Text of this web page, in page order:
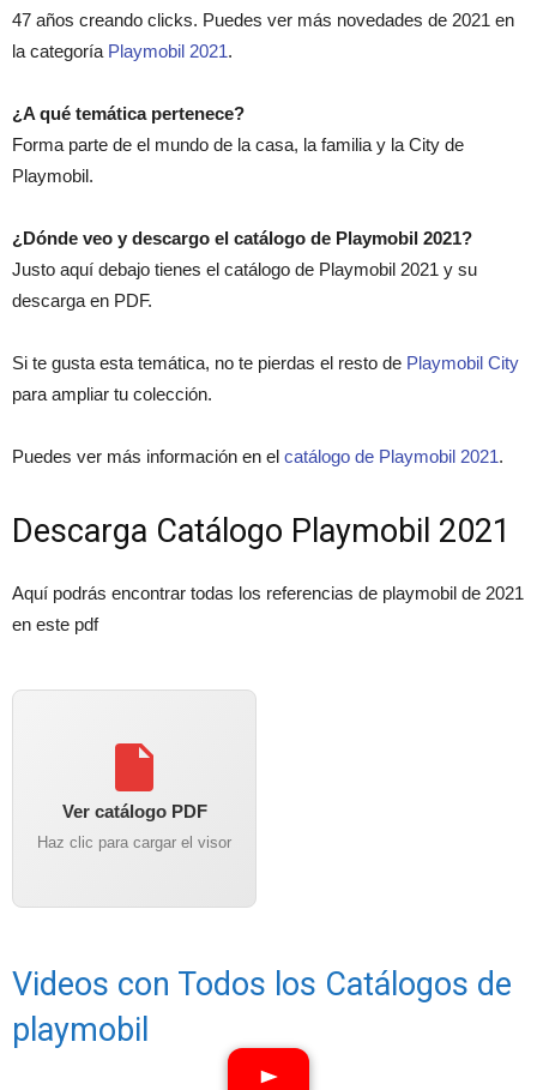
47 años creando clicks. Puedes ver más novedades de 2021 en
la categoría Playmobil 2021.
¿A qué temática pertenece?
Forma parte de el mundo de la casa, la familia y la City de
Playmobil.
¿Dónde veo y descargo el catálogo de Playmobil 2021?
Justo aquí debajo tienes el catálogo de Playmobil 2021 y su
descarga en PDF.
Si te gusta esta temática, no te pierdas el resto de Playmobil City
para ampliar tu colección.
Puedes ver más información en el catálogo de Playmobil 2021.
Descarga Catálogo Playmobil 2021
Aquí podrás encontrar todas los referencias de playmobil de 2021
en este pdf
Ver catálogo PDF
Haz clic para cargar el visor
Videos con Todos los Catálogos de
playmobil